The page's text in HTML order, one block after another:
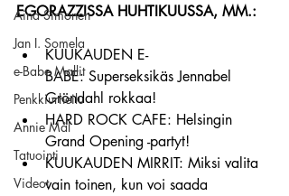
Aina Simonen
Jan I. Somela
e-Babe Mallit
Penkkiurheilu
Annie Mål
Tatuointi
Videot
EGORAZZISSA HUHTIKUUSSA, MM.:
KUUKAUDEN E-
BABE: Superseksikäs Jennabel
Gröndahl rokkaa!
HARD ROCK CAFE: Helsingin
Grand Opening -partyt!
KUUKAUDEN MIRRIT: Miksi valita
vain toinen, kun voi saada